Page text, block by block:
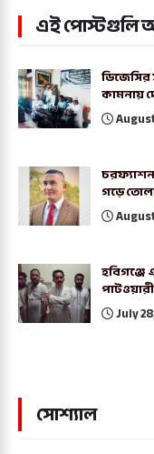
এই পোস্টগুলি
কামনায়
গড়ে
হবিগঞ্জে
July
সোশ্যাল